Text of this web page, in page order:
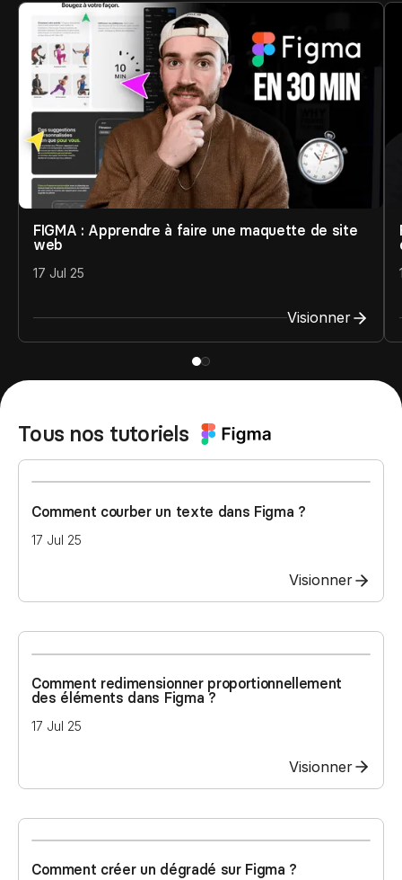
FIGMA : Apprendre à faire une maquette de site
web
17 Jul 25
Visionner
Tous nos tutoriels Webflow
Comment courber un texte dans Figma ?
17 Jul 25
Visionner
Comment redimensionner proportionnellement
des éléments dans Figma ?
17 Jul 25
Visionner
Comment créer un dégradé sur Figma ?